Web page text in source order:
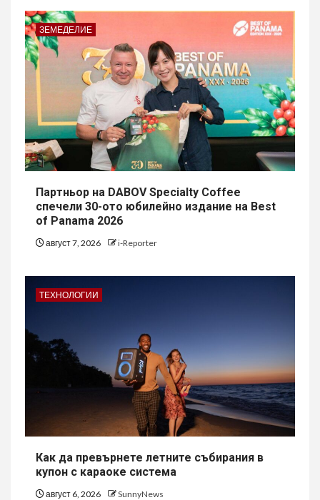
ЗЕМЕДЕЛИЕ
Партньор на DABOV Specialty Coffee
спечели 30-ото юбилейно издание на Best
of Panama 2026
август 7, 2026 i-Reporter
ТЕХНОЛОГИИ
Как да превърнете летните събирания в
купон с караоке система
август 6, 2026 SunnyNews